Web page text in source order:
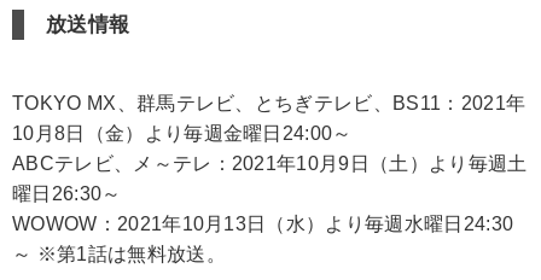
放送情報
TOKYO MX、群馬テレビ、とちぎテレビ、BS11：2021年
10月8日（金）より毎週金曜日24:00～
ABCテレビ、メ～テレ：2021年10月9日（土）より毎週土
曜日26:30～
WOWOW：2021年10月13日（水）より毎週水曜日24:30
～ ※第1話は無料放送。